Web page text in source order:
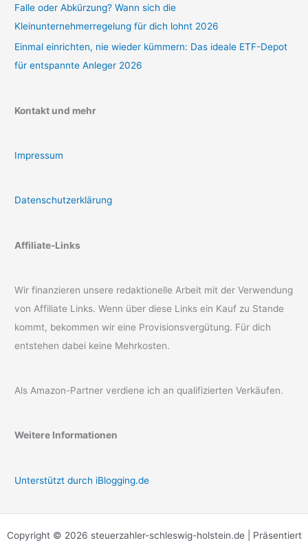
Falle oder Abkürzung? Wann sich die
Kleinunternehmerregelung für dich lohnt 2026
Einmal einrichten, nie wieder kümmern: Das ideale ETF-Depot
für entspannte Anleger 2026
Kontakt und mehr
Impressum
Datenschutzerklärung
Affiliate-Links
Wir finanzieren unsere redaktionelle Arbeit mit der Verwendung
von Affiliate Links. Wenn über diese Links ein Kauf zu Stande
kommt, bekommen wir eine Provisionsvergütung. Für dich
entstehen dabei keine Mehrkosten.
Als Amazon-Partner verdiene ich an qualifizierten Verkäufen.
Weitere Informationen
Unterstützt durch iBlogging.de
Copyright © 2026 steuerzahler-schleswig-holstein.de | Präsentiert